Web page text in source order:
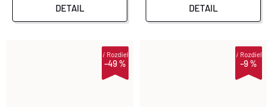
DETAIL DETAIL
–49 %
iRozdiel
–9 %
iRozdiel